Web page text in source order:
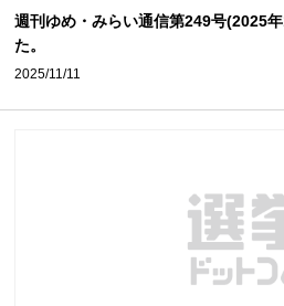
週刊ゆめ・みらい通信第249号(2025
た。
2025/11/11